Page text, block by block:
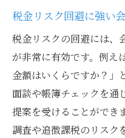
税理士と会計
会計事務所活用で
会計事務所が
策
個人事業主必
対策
税金リスク回避に強い
税金リスクの回避には、
が非常に有効です。例え
金額はいくらですか？」
面談や帳簿チェックを通
提案を受けることができ
調査や追徴課税のリスク